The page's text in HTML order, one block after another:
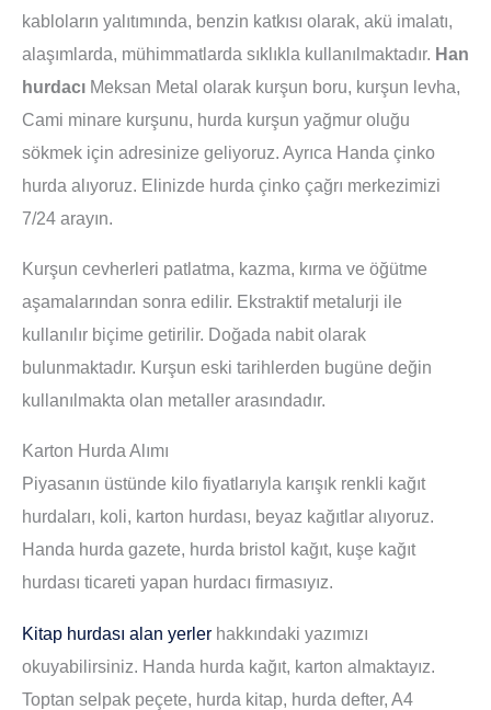
kabloların yalıtımında, benzin katkısı olarak, akü imalatı,
alaşımlarda, mühimmatlarda sıklıkla kullanılmaktadır. Han
hurdacı Meksan Metal olarak kurşun boru, kurşun levha,
Cami minare kurşunu, hurda kurşun yağmur oluğu
sökmek için adresinize geliyoruz. Ayrıca Handa çinko
hurda alıyoruz. Elinizde hurda çinko çağrı merkezimizi
7/24 arayın.
Kurşun cevherleri patlatma, kazma, kırma ve öğütme
aşamalarından sonra edilir. Ekstraktif metalurji ile
kullanılır biçime getirilir. Doğada nabit olarak
bulunmaktadır. Kurşun eski tarihlerden bugüne değin
kullanılmakta olan metaller arasındadır.
Karton Hurda Alımı
Piyasanın üstünde kilo fiyatlarıyla karışık renkli kağıt
hurdaları, koli, karton hurdası, beyaz kağıtlar alıyoruz.
Handa hurda gazete, hurda bristol kağıt, kuşe kağıt
hurdası ticareti yapan hurdacı firmasıyız.
Kitap hurdası alan yerler hakkındaki yazımızı
okuyabilirsiniz. Handa hurda kağıt, karton almaktayız.
Toptan selpak peçete, hurda kitap, hurda defter, A4